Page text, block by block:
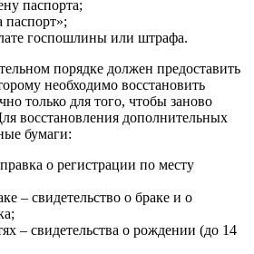
паспорта;
паспорт»;
госпошлины или штрафа.
порядке должен предоставить
необходимо восстановить
только для того, чтобы заново
восстановления дополнительных
бумаги:
о регистрации по месту
– свидетельство о браке и о
– свидетельства о рождении (до 14